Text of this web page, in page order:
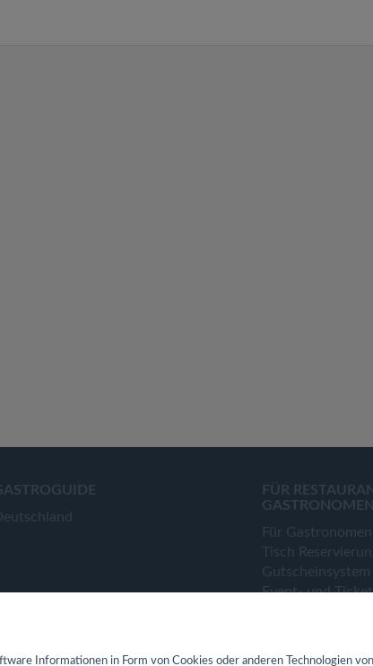
FÜR
GASTRONOMEN
Für Gastronomen
Tisch
Event- und
Informationen in Form von Cookies oder anderen Technologien